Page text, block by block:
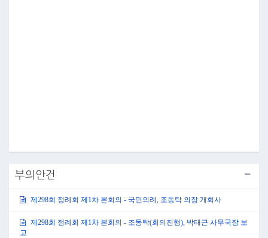
부의안건
제298회 정례회 제1차 본회의 - 국민의례, 조동탁 의장 개회사
제298회 정례회 제1차 본회의 - 조동탁(회의진행), 박태근 사무국장 보
고